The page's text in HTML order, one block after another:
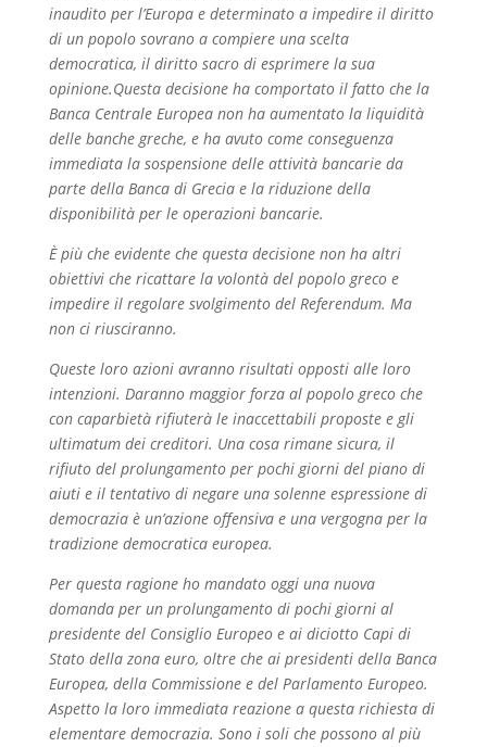
inaudito per l’Europa e determinato a impedire il diritto
di un popolo sovrano a compiere una scelta
democratica, il diritto sacro di esprimere la sua
opinione.Questa decisione ha comportato il fatto che la
Banca Centrale Europea non ha aumentato la liquidità
delle banche greche, e ha avuto come conseguenza
immediata la sospensione delle attività bancarie da
parte della Banca di Grecia e la riduzione della
disponibilità per le operazioni bancarie.
È più che evidente che questa decisione non ha altri
obiettivi che ricattare la volontà del popolo greco e
impedire il regolare svolgimento del Referendum. Ma
non ci riusciranno.
Queste loro azioni avranno risultati opposti alle loro
intenzioni. Daranno maggior forza al popolo greco che
con caparbietà rifiuterà le inaccettabili proposte e gli
ultimatum dei creditori. Una cosa rimane sicura, il
rifiuto del prolungamento per pochi giorni del piano di
aiuti e il tentativo di negare una solenne espressione di
democrazia è un’azione offensiva e una vergogna per la
tradizione democratica europea.
Per questa ragione ho mandato oggi una nuova
domanda per un prolungamento di pochi giorni al
presidente del Consiglio Europeo e ai diciotto Capi di
Stato della zona euro, oltre che ai presidenti della Banca
Europea, della Commissione e del Parlamento Europeo.
Aspetto la loro immediata reazione a questa richiesta di
elementare democrazia. Sono i soli che possono al più